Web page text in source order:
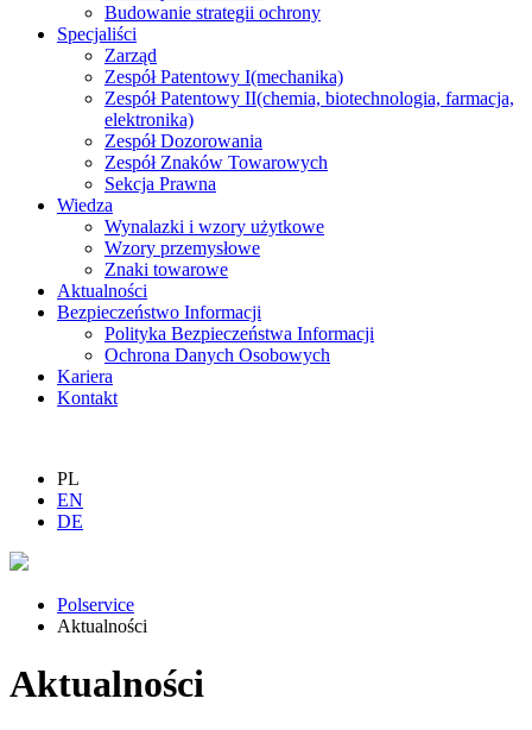
Budowanie strategii ochrony
Specjaliści
Zarząd
Zespół Patentowy I(mechanika)
Zespół Patentowy II(chemia, biotechnologia, farmacja,
elektronika)
Zespół Dozorowania
Zespół Znaków Towarowych
Sekcja Prawna
Wiedza
Wynalazki i wzory użytkowe
Wzory przemysłowe
Znaki towarowe
Aktualności
Bezpieczeństwo Informacji
Polityka Bezpieczeństwa Informacji
Ochrona Danych Osobowych
Kariera
Kontakt
PL
EN
DE
Polservice
Aktualności
Aktualności